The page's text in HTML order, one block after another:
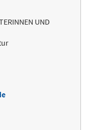
UND